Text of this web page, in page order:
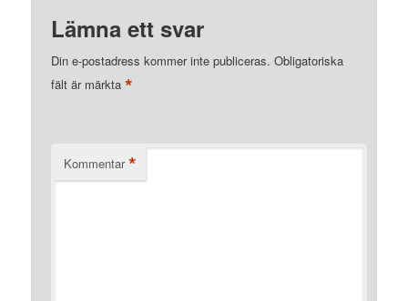
Lämna ett svar
Din e-postadress kommer inte publiceras. Obligatoriska
fält är märkta*
Kommentar *